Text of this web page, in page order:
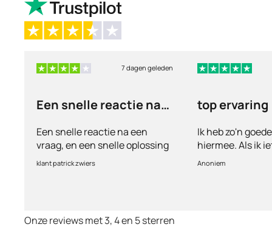
7 dagen geleden
Een snelle reactie na
Een snelle reactie na een
vraag, en een snelle oplossing
klant patrick zwiers
top ervaring
Ik heb zo'n
hiermee. Als ik
vul ik een
Anoniem
Onze reviews met 3, 4 en 5 sterren